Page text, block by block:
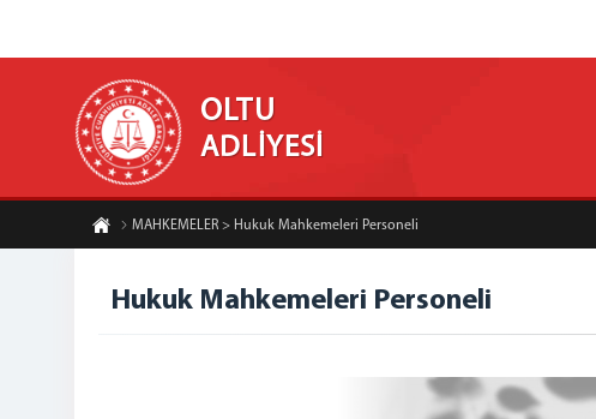
OLTU
ADLİYESİ
MAHKEMELER > Hukuk Mahkemeleri Personeli
Hukuk Mahkemeleri Personeli